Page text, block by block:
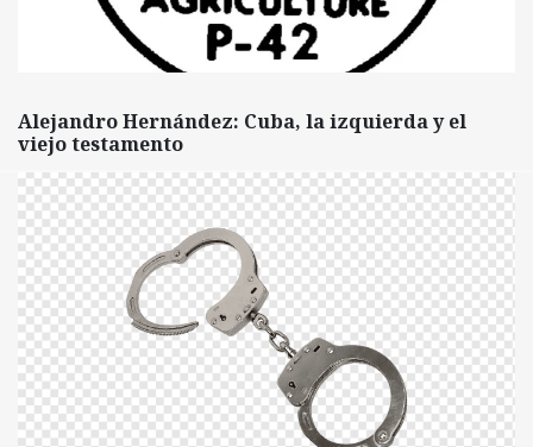
Alejandro Hernández: Cuba, la izquierda y el
viejo testamento